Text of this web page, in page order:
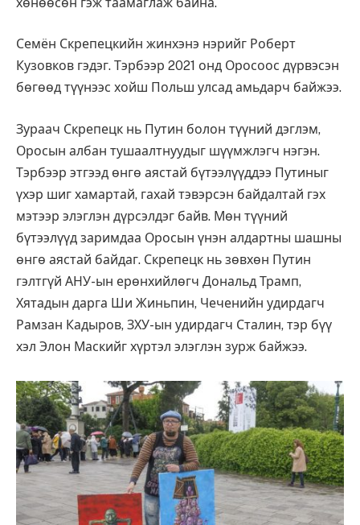
Семён Скрепецкийн жинхэнэ нэрийг Роберт
Кузовков гэдэг. Тэрбээр 2021 онд Оросоос дүрвэсэн
бөгөөд түүнээс хойш Польш улсад амьдарч байжээ.
Зураач Скрепецк нь Путин болон түүний дэглэм,
Оросын албан тушаалтнуудыг шүүмжлэгч нэгэн.
Тэрбээр этгээд өнгө аястай бүтээлүүддээ Путиныг
үхэр шиг хамартай, гахай тэвэрсэн байдалтай гэх
мэтээр элэглэн дүрсэлдэг байв. Мөн түүний
бүтээлүүд заримдаа Оросын үнэн алдартны шашны
өнгө аястай байдаг. Скрепецк нь зөвхөн Путин
гэлтгүй АНУ-ын ерөнхийлөгч Дональд Трамп,
Хятадын дарга Ши Жиньпин, Чеченийн удирдагч
Рамзан Кадыров, ЗХУ-ын удирдагч Сталин, тэр бүү
хэл Элон Маскийг хүртэл элэглэн зурж байжээ.